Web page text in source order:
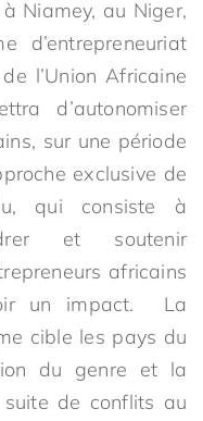
Niamey, au Niger,
d’entrepreneuriat
l’Union Africaine
d’autonomiser
sur une période
exclusive de
qui consiste à
et soutenir
africains
un impact. La
cible les pays du
du genre et la
de conflits au